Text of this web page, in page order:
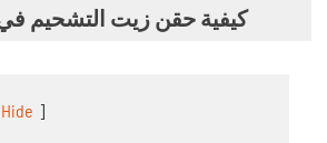
كيفية حقن زيت التشحيم
Hide ]